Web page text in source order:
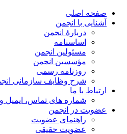
صفحه اصلی
آشنایی با انجمن
دربارۀ انجمن
اساسنامه
مسئولین انجمن
مؤسسین انجمن
روزنامه رسمی
شرح وظایف سازمانی انجمن
ارتباط با ما
شماره های تماس، ایمیل و
عضویت در انجمن
راهنمای عضویت
عضویت حقیقی